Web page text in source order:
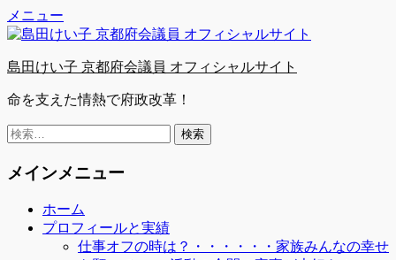
コ
ン
ン
へ
ス
キ
ッ
プ
Facebook
Twitter
YouTube
メニュー
島田けい子 京都府会議員 オフィシャルサイト
命を支えた情熱で府政改革！
検
メインメニュー
ホーム
プロフィールと実績
仕事オフの時は？・・・・・・家族みんなの幸せ